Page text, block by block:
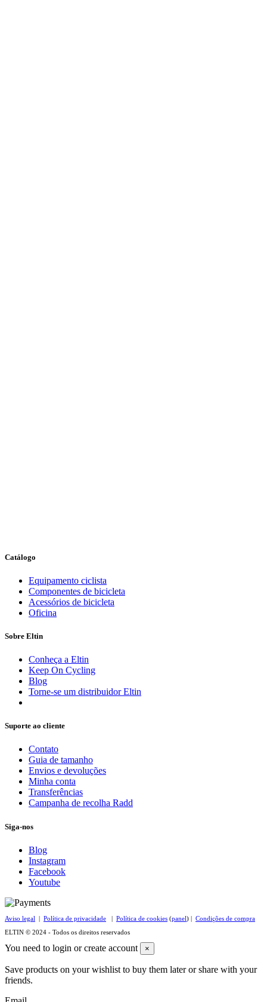
Catálogo
Equipamento ciclista
Componentes de bicicleta
Acessórios de bicicleta
Oficina
Sobre Eltin
Conheça a Eltin
Keep On Cycling
Blog
Torne-se um distribuidor Eltin
Suporte ao cliente
Contato
Guia de tamanho
Envios e devoluções
Minha conta
Transferências
Campanha de recolha Radd
Siga-nos
Blog
Instagram
Facebook
Youtube
Aviso legal | Política de privacidade | Política de cookies (panel) | Condições de compra
ELTIN © 2024 - Todos os direitos reservados
You need to login or create account ×
Save products on your wishlist to buy them later or share with your
friends.